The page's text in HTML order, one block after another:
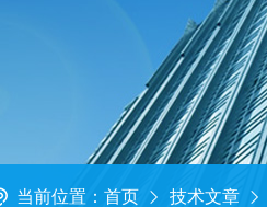
当前位置： 首页 技术文章